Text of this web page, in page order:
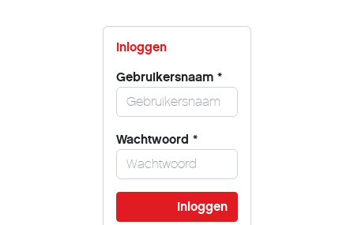
Inloggen
Gebruikersnaam *
Wachtwoord *